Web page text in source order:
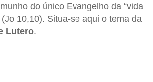
do único Evangelho da “vida
(Jo 10,10). Situa-se aqui o tema da
Lutero.